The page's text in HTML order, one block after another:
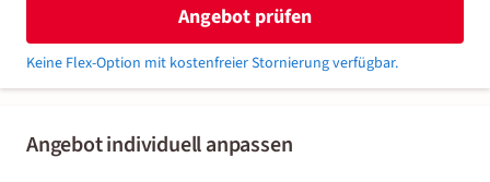
Angebot individuell anpassen
Angebot prüfen
Keine Flex-Option mit kostenfreier Stornierung verfügbar.